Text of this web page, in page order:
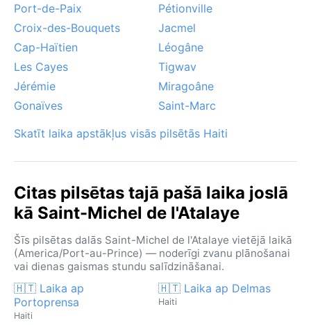
Port-de-Paix
Pétionville
Croix-des-Bouquets
Jacmel
Cap-Haïtien
Léogâne
Les Cayes
Tigwav
Jérémie
Miragoâne
Gonaïves
Saint-Marc
Skatīt laika apstākļus visās pilsētās Haiti
Citas pilsētas tajā pašā laika joslā
kā Saint-Michel de l'Atalaye
Šīs pilsētas dalās Saint-Michel de l'Atalaye vietējā laikā
(America/Port-au-Prince) — noderīgi zvanu plānošanai
vai dienas gaismas stundu salīdzināšanai.
🇭🇹 Laika ap
Portoprensa
Haiti
🇭🇹 Laika ap Delmas
Haiti